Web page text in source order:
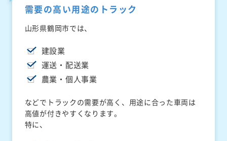
需要の高い用途のトラック
山形県鶴岡市では、
建設業
運送・配送業
農業・個人事業
などでトラックの需要が高く、用途に合った車両は
高値が付きやすくなります。
特に、